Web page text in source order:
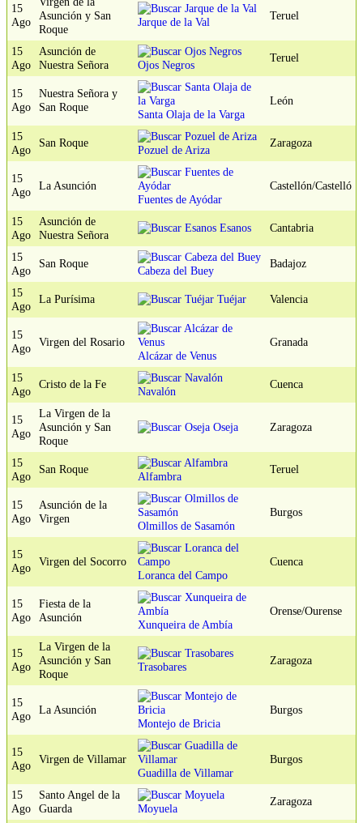
15
Ago
Asunción y San
Roque
Jarque de la Val Teruel
15
Ago
Asunción de
Nuestra Señora
Ojos Negros
Teruel
15
Ago
Nuestra Señora y
San Roque
Santa Olaja de la Varga
León
15
Ago
San Roque
Pozuel de Ariza
Zaragoza
15
Ago
La Asunción
Fuentes de Ayódar
Castellón/Castelló
15
Ago
Asunción de
Nuestra Señora
Esanos Cantabria
15
Ago
San Roque
Cabeza del Buey
Badajoz
15
Ago
La Purísima Tuéjar Valencia
15
Ago
Virgen del Rosario
Alcázar de Venus
Granada
15
Ago
Cristo de la Fe
Navalón
Cuenca
15
Ago
La Virgen de la
Asunción y San
Roque
Oseja Zaragoza
15
Ago
San Roque
Alfambra
Teruel
15
Ago
Asunción de la
Virgen
Olmillos de Sasamón
Burgos
15
Ago
Virgen del Socorro
Loranca del Campo
Cuenca
15
Ago
Fiesta de la
Asunción
Xunqueira de Ambía
Orense/Ourense
15
Ago
La Virgen de la
Asunción y San
Roque
Trasobares Zaragoza
15
Ago
La Asunción
Montejo de Bricia
Burgos
15
Ago
Virgen de Villamar
Guadilla de Villamar
Burgos
15
Ago
Santo Angel de la
Guarda
Moyuela
Zaragoza